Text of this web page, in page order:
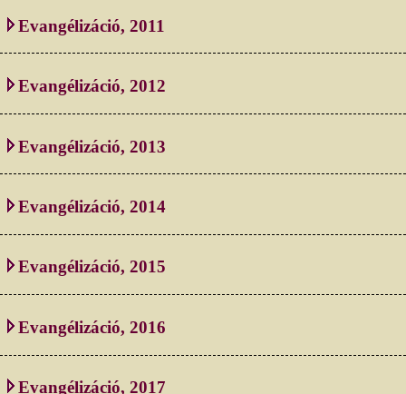
Evangélizáció, 2011
Evangélizáció, 2012
Evangélizáció, 2013
Evangélizáció, 2014
Evangélizáció, 2015
Evangélizáció, 2016
Evangélizáció, 2017